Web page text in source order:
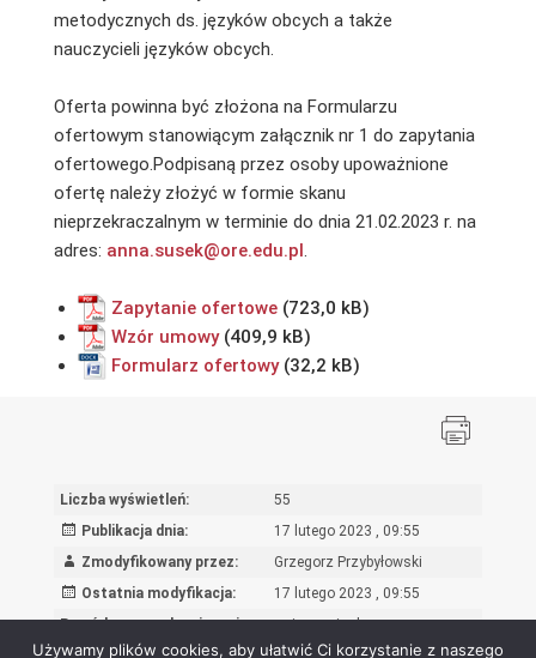
metodycznych ds. języków obcych a także
nauczycieli języków obcych.
Oferta powinna być złożona na Formularzu
ofertowym stanowiącym załącznik nr 1 do zapytania
ofertowego.Podpisaną przez osoby upoważnione
ofertę należy złożyć w formie skanu
nieprzekraczalnym w terminie do dnia 21.02.2023 r. na
adres: anna.susek@ore.edu.pl.
Zapytanie ofertowe
Wzór umowy
Formularz ofertowy
Liczba wyświetleń:
55
Publikacja dnia:
17 lutego 2023 , 09:55
Zmodyfikowany przez:
Grzegorz Przybyłowski
Ostatnia modyfikacja:
17 lutego 2023 , 09:55
Powód wprowadzenia zmian:
wpis oryginalny
Używamy plików cookies, aby ułatwić Ci korzystanie z naszego